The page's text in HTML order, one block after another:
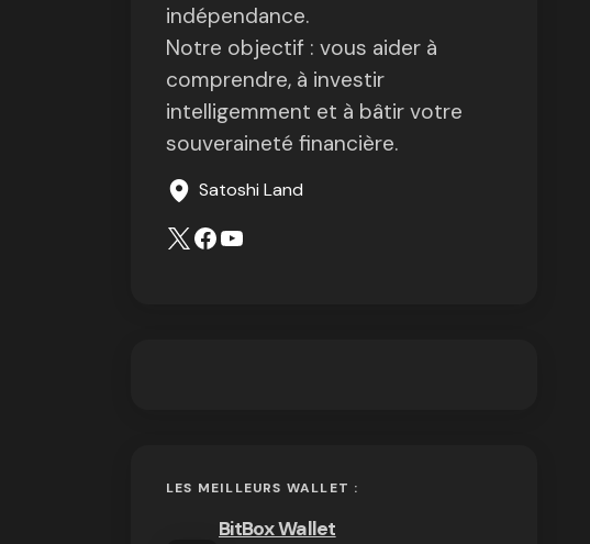
indépendance.
Notre objectif : vous aider à
comprendre, à investir
intelligemment et à bâtir votre
souveraineté financière.
Satoshi Land
LES MEILLEURS WALLET :
BitBox Wallet